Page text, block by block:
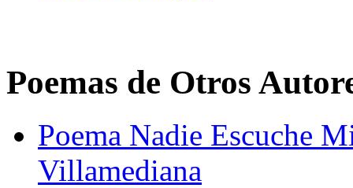
Poemas de Otros
Poema Nadie Escuche
Villamediana